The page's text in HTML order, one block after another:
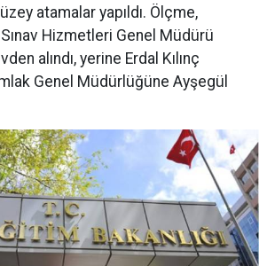
atamalar yapıldı. Ölçme,
Hizmetleri Genel Müdürü
alındı, yerine Erdal Kılınç
Genel Müdürlüğüne Ayşegül